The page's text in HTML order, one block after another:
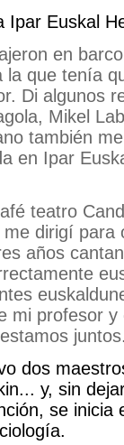
Ipar Euskal
en
que tenía
Di algunos
Mikel
también
en Ipar
teatro
dirigí para
años
mi profesor
dos
y, sin
se inicia